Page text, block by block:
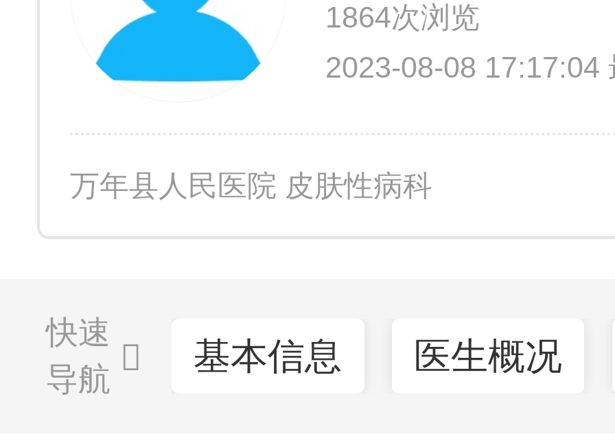
1864次浏览
2023-08-08 17:17:04
万年县人民医院 皮肤性病科
快速
导航
基本信息 医生概况